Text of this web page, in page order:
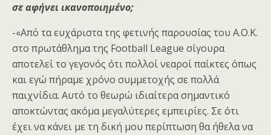
σε αφήνει ικανοποιημένο;
-«Από τα ευχάριστα της φετινής παρουσίας του Α.Ο.Κ.
στο πρωτάθλημα της Football League σίγουρα
αποτελεί το γεγονός ότι πολλοί νεαροί παίκτες όπως
και εγώ πήραμε χρόνο συμμετοχής σε πολλά
παιχνίδια. Αυτό το θεωρώ ιδιαίτερα σημαντικό
αποκτώντας ακόμα μεγαλύτερες εμπειρίες. Σε ότι
έχει να κάνει με τη δική μου περίπτωση θα ήθελα να